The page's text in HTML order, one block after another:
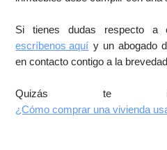
Si tienes dudas respecto a
escríbenos aquí y un abogado
en contacto contigo a la
Quizás te
¿Cómo comprar una vivienda